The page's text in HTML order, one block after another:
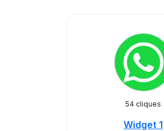
54 cliques
Widget 1